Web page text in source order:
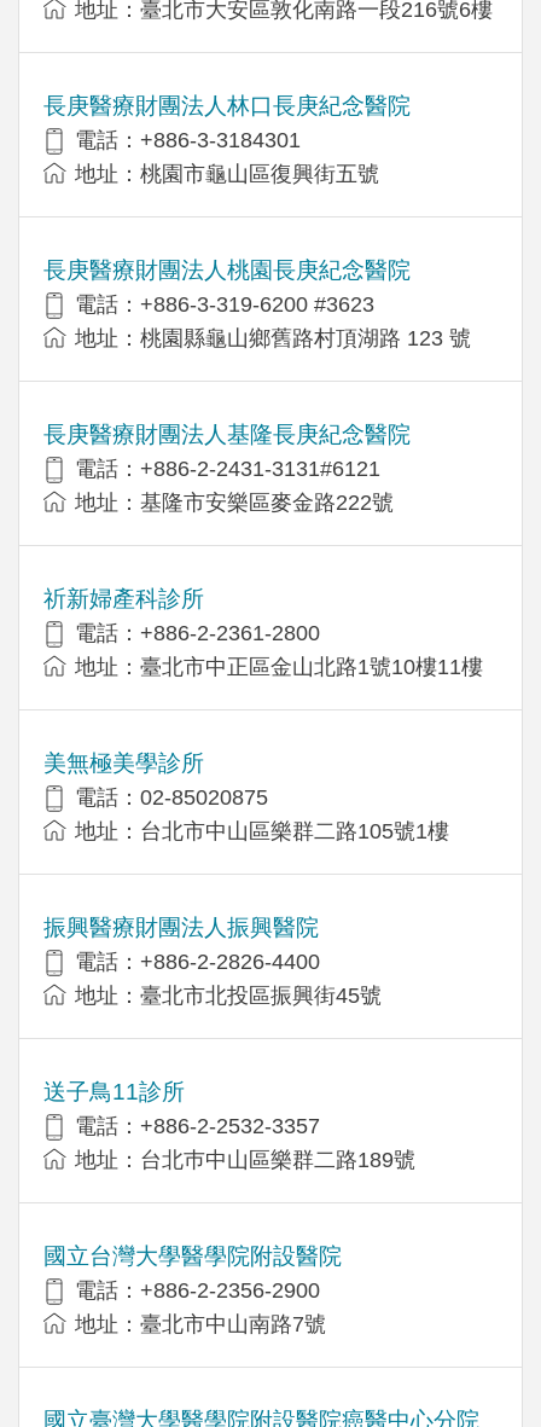
地址：臺北市大安區敦化南路一段216號6樓
長庚醫療財團法人林口長庚紀念醫院
電話：+886-3-3184301
地址：桃園市龜山區復興街五號
長庚醫療財團法人桃園長庚紀念醫院
電話：+886-3-319-6200 #3623
地址：桃園縣龜山鄉舊路村頂湖路 123 號
長庚醫療財團法人基隆長庚紀念醫院
電話：+886-2-2431-3131#6121
地址：基隆市安樂區麥金路222號
祈新婦產科診所
電話：+886-2-2361-2800
地址：臺北市中正區金山北路1號10樓11樓
美無極美學診所
電話：02-85020875
地址：台北市中山區樂群二路105號1樓
振興醫療財團法人振興醫院
電話：+886-2-2826-4400
地址：臺北市北投區振興街45號
送子鳥11診所
電話：+886-2-2532-3357
地址：台北巿中山區樂群二路189號
國立台灣大學醫學院附設醫院
電話：+886-2-2356-2900
地址：臺北市中山南路7號
國立臺灣大學醫學院附設醫院癌醫中心分院